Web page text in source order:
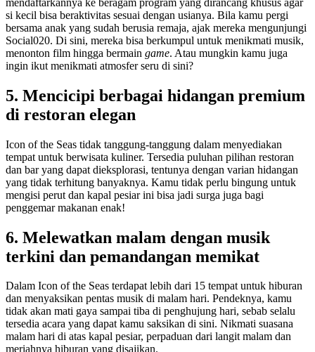
si kecil bisa beraktivitas sesuai dengan usianya. Bila kamu pergi
bersama anak yang sudah berusia remaja, ajak mereka mengunjungi
Social020. Di sini, mereka bisa berkumpul untuk menikmati musik,
menonton film hingga bermain game. Atau mungkin kamu juga
ingin ikut menikmati atmosfer seru di sini?
5. Mencicipi berbagai hidangan premium
di restoran elegan
Icon of the Seas tidak tanggung-tanggung dalam menyediakan
tempat untuk berwisata kuliner. Tersedia puluhan pilihan restoran
dan bar yang dapat dieksplorasi, tentunya dengan varian hidangan
yang tidak terhitung banyaknya. Kamu tidak perlu bingung untuk
mengisi perut dan kapal pesiar ini bisa jadi surga juga bagi
penggemar makanan enak!
6. Melewatkan malam dengan musik
terkini dan pemandangan memikat
Dalam Icon of the Seas terdapat lebih dari 15 tempat untuk hiburan
dan menyaksikan pentas musik di malam hari. Pendeknya, kamu
tidak akan mati gaya sampai tiba di penghujung hari, sebab selalu
tersedia acara yang dapat kamu saksikan di sini. Nikmati suasana
malam hari di atas kapal pesiar, perpaduan dari langit malam dan
meriahnya hiburan yang disajikan.